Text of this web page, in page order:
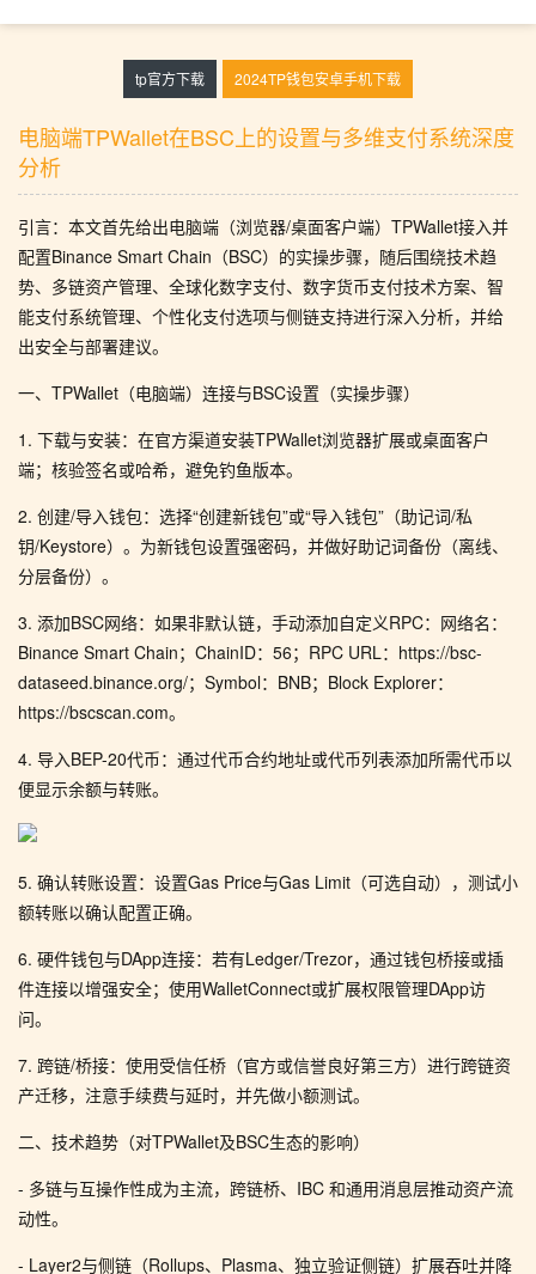
tp官方下载 2024TP钱包安卓手机下载
电脑端TPWallet在BSC上的设置与多维支付系统深度
分析
引言：本文首先给出电脑端（浏览器/桌面客户端）TPWallet接入并
配置Binance Smart Chain（BSC）的实操步骤，随后围绕技术趋
势、多链资产管理、全球化数字支付、数字货币支付技术方案、智
能支付系统管理、个性化支付选项与侧链支持进行深入分析，并给
出安全与部署建议。
一、TPWallet（电脑端）连接与BSC设置（实操步骤）
1. 下载与安装：在官方渠道安装TPWallet浏览器扩展或桌面客户
端；核验签名或哈希，避免钓鱼版本。
2. 创建/导入钱包：选择“创建新钱包”或“导入钱包”（助记词/私
钥/Keystore）。为新钱包设置强密码，并做好助记词备份（离线、
分层备份）。
3. 添加BSC网络：如果非默认链，手动添加自定义RPC：网络名：
Binance Smart Chain；ChainID：56；RPC URL：https://bsc-
dataseed.binance.org/；Symbol：BNB；Block Explorer：
https://bscscan.com。
4. 导入BEP-20代币：通过代币合约地址或代币列表添加所需代币以
便显示余额与转账。
5. 确认转账设置：设置Gas Price与Gas Limit（可选自动），测试小
额转账以确认配置正确。
6. 硬件钱包与DApp连接：若有Ledger/Trezor，通过钱包桥接或插
件连接以增强安全；使用WalletConnect或扩展权限管理DApp访
问。
7. 跨链/桥接：使用受信任桥（官方或信誉良好第三方）进行跨链资
产迁移，注意手续费与延时，并先做小额测试。
二、技术趋势（对TPWallet及BSC生态的影响）
- 多链与互操作性成为主流，跨链桥、IBC 和通用消息层推动资产流
动性。
- Layer2与侧链（Rollups、Plasma、独立验证侧链）扩展吞吐并降